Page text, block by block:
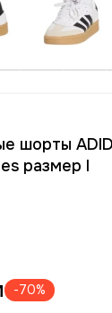
шорты
размер l
-70%